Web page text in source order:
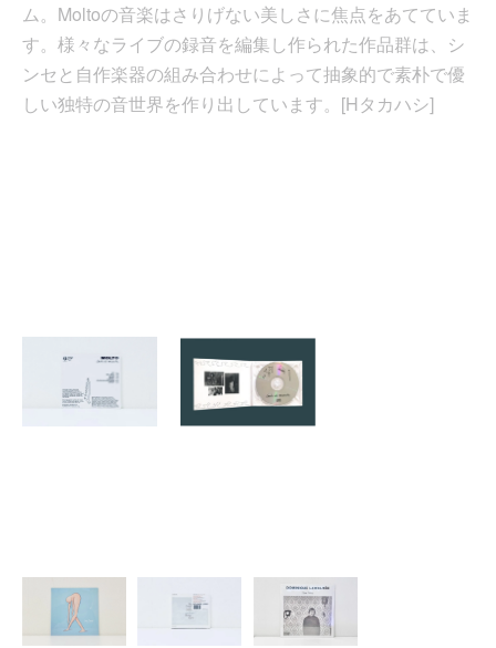
ム。Moltoの音楽はさりげない美しさに焦点をあてていま
す。様々なライブの録音を編集し作られた作品群は、シ
ンセと自作楽器の組み合わせによって抽象的で素朴で優
しい独特の音世界を作り出しています。[Hタカハシ]